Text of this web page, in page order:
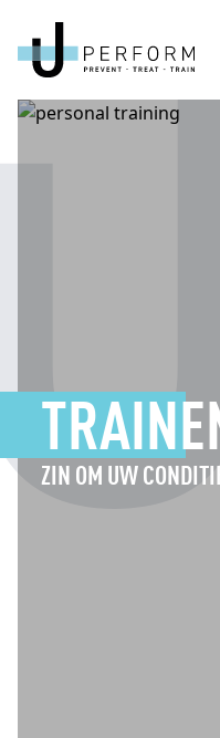
ZIN OM UW